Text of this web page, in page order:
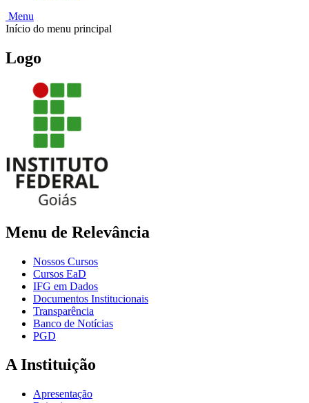
Menu
Início do menu principal
Logo
Menu de Relevância
Nossos Cursos
Cursos EaD
IFG em Dados
Documentos Institucionais
Transparência
Banco de Notícias
PGD
A Instituição
Apresentação